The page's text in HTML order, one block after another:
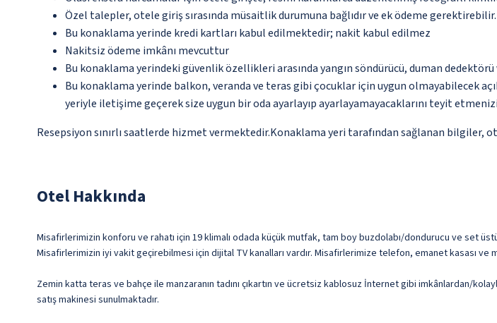
Özel talepler, otele giriş sırasında müsaitlik durumuna bağlıdır ve ek ödeme
Bu konaklama yerinde kredi kartları kabul edilmektedir; nakit kabul edilmez
Nakitsiz ödeme imkânı mevcuttur
Bu konaklama yerindeki güvenlik özellikleri arasında yangın söndürücü, duman dedektörü
Bu konaklama yerinde balkon, veranda ve teras gibi çocuklar için uygun olmayabilecek
yeriyle iletişime geçerek size uygun bir oda ayarlayıp ayarlayamayacaklarını teyit
Resepsiyon sınırlı saatlerde hizmet vermektedir.Konaklama yeri tarafından sağlanan
Otel Hakkında
Misafirlerimizin konforu ve rahatı için 19 klimalı odada küçük mutfak, tam boy buzdolabı/dondurucu ve set
Misafirlerimizin iyi vakit geçirebilmesi için dijital TV kanalları vardır. Misafirlerimize telefon, emanet kasası ve
Zemin katta teras ve bahçe ile manzaranın tadını çıkartın ve ücretsiz kablosuz İnternet gibi imkânlardan/
satış makinesi sunulmaktadır.